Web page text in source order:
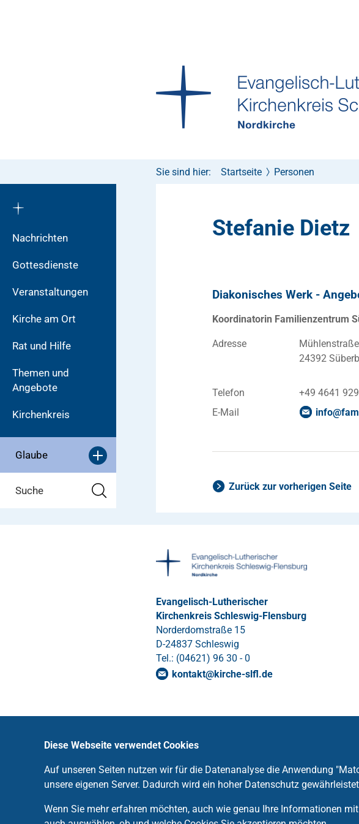
Nachrichten
Gottesdienste
Veranstaltungen
Kirche am Ort
Rat und Hilfe
Themen und
Angebote
Kirchenkreis
Glaube
Suche
Sie sind hier: Startseite Personen
Stefanie Dietz
Diakonisches Werk -
Koordinatorin Familienzentrum
Adresse
24392
Telefon
+49 4641
E-Mail
info@
Zurück zur vorherigen Seite
Evangelisch-Lutherischer
Kirchenkreis Schleswig-Flensburg
Norderdomstraße 15
D-24837 Schleswig
Tel.: (04621) 96 30 - 0
kontakt@kirche-slfl.de
Diese Webseite verwendet Cookies
Auf unseren Seiten nutzen wir für die Datenanalyse die Anwendung
unsere eigenen Server. Dadurch wird ein hoher Datenschutz
Wenn Sie mehr erfahren möchten, auch wie genau Ihre Informationen